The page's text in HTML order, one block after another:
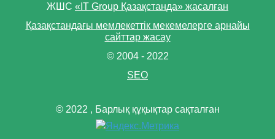
ЖШС «IT Group Қазақстанда» жасалған
Қазақстандағы мемлекеттік мекемелерге арнайы
сайттар жасау
© 2004 - 2022
SEO
© 2022 , Барлық құқықтар сақталған